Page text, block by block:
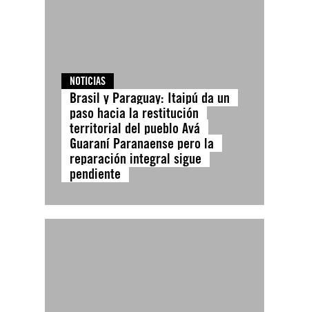
NOTICIAS
Brasil y Paraguay: Itaipú da un
paso hacia la restitución
territorial del pueblo Avá
Guaraní Paranaense pero la
reparación integral sigue
pendiente